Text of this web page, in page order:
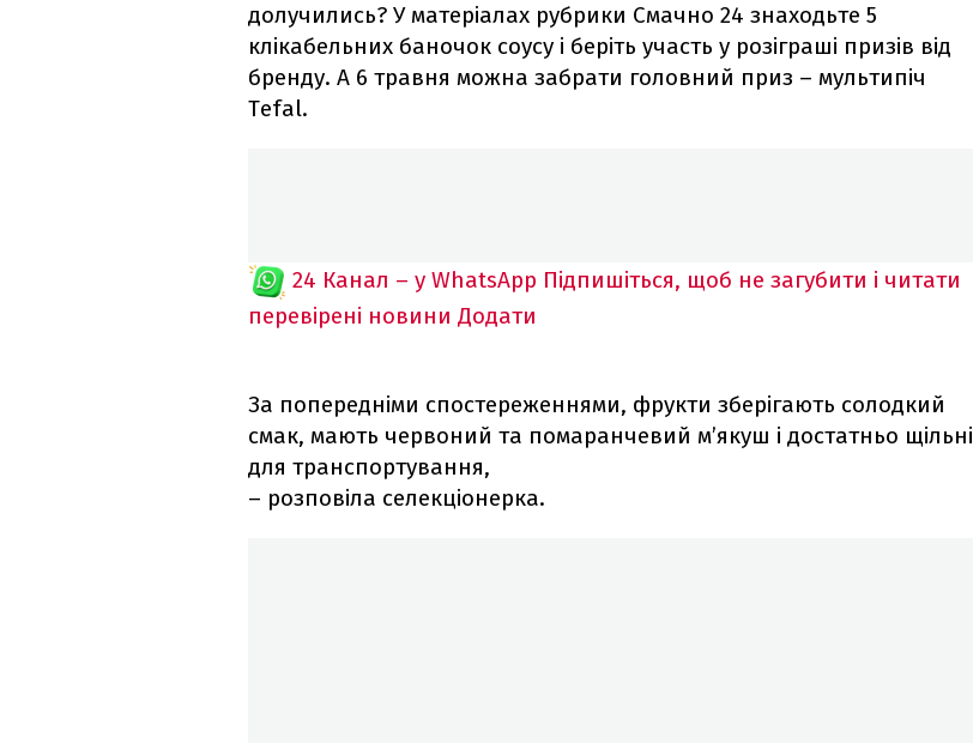
долучились? У матеріалах рубрики Смачно 24 знаходьте 5
клікабельних баночок соусу і беріть участь у розіграші призів від
бренду. А 6 травня можна забрати головний приз – мультипіч
Tefal.
24 Канал – у WhatsApp Підпишіться, щоб не загубити і читати
перевірені новини Додати
За попередніми спостереженнями, фрукти зберігають солодкий
смак, мають червоний та помаранчевий м’якуш і достатньо щільні
для транспортування,
– розповіла селекціонерка.